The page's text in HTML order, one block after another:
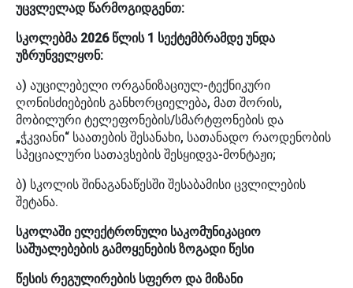
უცვლელად წარმოგიდგენთ:
სკოლებმა 2026 წლის 1 სექტემბრამდე უნდა
უზრუნველყონ:
ა) აუცილებელი ორგანიზაციულ-ტექნიკური
ღონისძიებების განხორციელება, მათ შორის,
მობილური ტელეფონების/სმარტფონების და
„ჭკვიანი“ საათების შესანახი, სათანადო რაოდენობის
სპეციალური სათავსების შესყიდვა-მონტაჟი;
ბ) სკოლის შინაგანაწესში შესაბამისი ცვლილების
შეტანა.
სკოლაში ელექტრონული საკომუნიკაციო
საშუალებების გამოყენების ზოგადი წესი
წესის რეგულირების სფერო და მიზანი